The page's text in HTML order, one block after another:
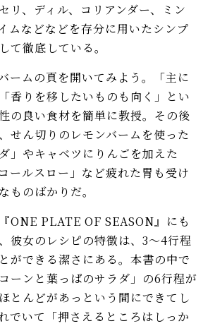
リ、ディル、コリアンダー、ミン
ムなどなどを存分に用いたシンプ
て徹底している。
ームの頁を開いてみよう。「主に
香りを移したいものも向く」とい
の良い食材を簡単に教授。その後
せん切りのレモンバームを使った
」やキャベツにりんごを加えた
ールスロー」など疲れた胃も受け
ものばかりだ。
ONE PLATE OF SEASON』にも
彼女のレシピの特徴は、3〜4行程
ができる潔さにある。本書の中で
ーンと葉っぱのサラダ」の6行程が
とんどがあっという間にできてし
でいて「押さえるところはしっか